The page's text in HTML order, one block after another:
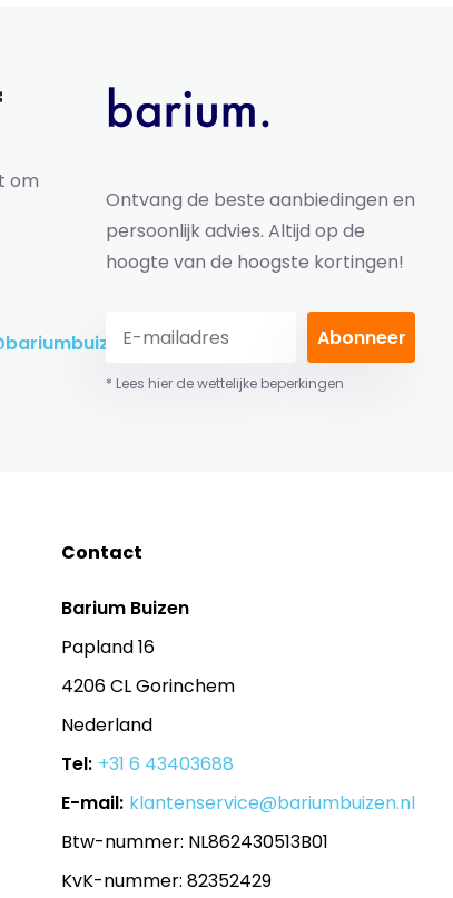
om
Ontvang de beste aanbiedingen en
persoonlijk advies. Altijd op de
hoogte van de hoogste kortingen!
Abonneer
* Lees hier de wettelijke beperkingen
Contact
Barium Buizen
Papland 16
4206 CL Gorinchem
Nederland
Tel: +31 6 43403688
E-mail: klantenservice@bariumbuizen.nl
Btw-nummer: NL862430513B01
KvK-nummer: 82352429